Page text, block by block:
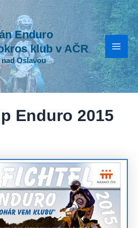
Enduro
klub v AČR
Oslavou
Enduro 2015